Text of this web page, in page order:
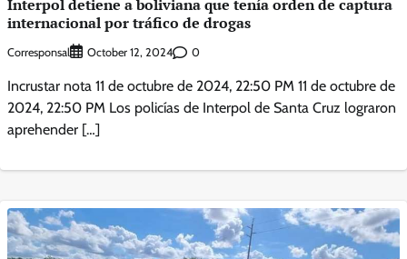
Interpol detiene a boliviana que tenía orden de captura
internacional por tráfico de drogas
Corresponsal October 12, 2024 0
Incrustar nota 11 de octubre de 2024, 22:50 PM 11 de octubre de
2024, 22:50 PM Los policías de Interpol de Santa Cruz lograron
aprehender […]